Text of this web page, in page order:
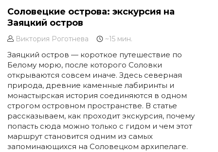
Соловецкие острова: экскурсия на
Заяцкий остров
Виктория Роготнева ~15 мин.
Заяцкий остров — короткое путешествие по
Белому морю, после которого Соловки
открываются совсем иначе. Здесь северная
природа, древние каменные лабиринты и
монастырская история соединяются в одном
строгом островном пространстве. В статье
рассказываем, как проходит экскурсия, почему
попасть сюда можно только с гидом и чем этот
маршрут становится одним из самых
запоминающихся на Соловецком архипелаге.